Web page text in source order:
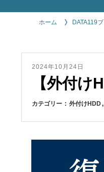
ホーム DATA119
2024年10月24日
【外付
カテゴリー 外付けHDD